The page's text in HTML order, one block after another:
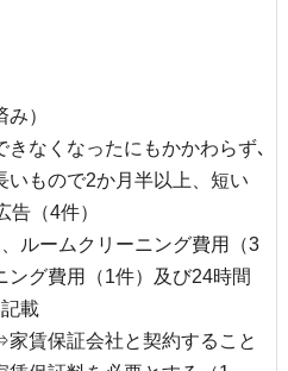
）
なくなったにもかかわらず､
いもので2か月半以上、短い
告（4件）
ルームクリーニング費用（3
ング費用（1件）及び24時間
載
賃保証会社と契約すること